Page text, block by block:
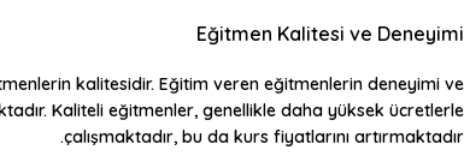
Eğitmen Kalitesi ve Deneyimi
kalitesidir. Eğitim veren eğitmenlerin deneyimi ve
Kaliteli eğitmenler, genellikle daha yüksek ücretlerle
çalışmaktadır, bu da kurs fiyatlarını artırmaktadır.